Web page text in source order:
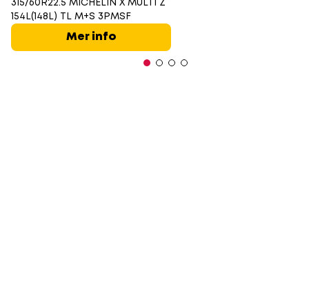
315/60R22.5 MICHELIN X MULTI Z
154L(148L) TL M+S 3PMSF
Mer info